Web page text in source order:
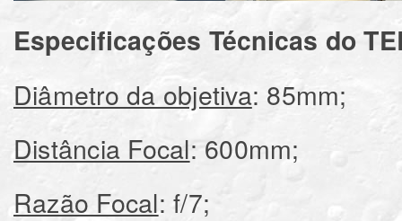
Especificações Técnicas do
Diâmetro da objetiva: 85mm;
Distância Focal: 600mm;
Razão Focal: f/7;